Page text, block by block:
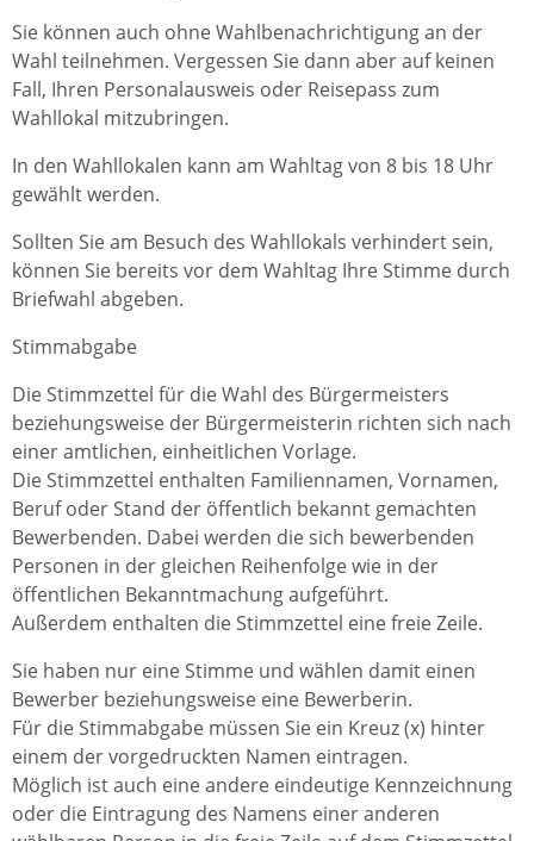
Sie können auch ohne Wahlbenachrichtigung an der
Wahl teilnehmen. Vergessen Sie dann aber auf keinen
Fall, Ihren Personalausweis oder Reisepass zum
Wahllokal mitzubringen.
In den Wahllokalen kann am Wahltag von 8 bis 18 Uhr
gewählt werden.
Sollten Sie am Besuch des Wahllokals verhindert sein,
können Sie bereits vor dem Wahltag Ihre Stimme durch
Briefwahl abgeben.
Stimmabgabe
Die Stimmzettel für die Wahl des Bürgermeisters
beziehungsweise der Bürgermeisterin richten sich nach
einer amtlichen, einheitlichen Vorlage.
Die Stimmzettel enthalten Familiennamen, Vornamen,
Beruf oder Stand der öffentlich bekannt gemachten
Bewerbenden. Dabei werden die sich bewerbenden
Personen in der gleichen Reihenfolge wie in der
öffentlichen Bekanntmachung aufgeführt.
Außerdem enthalten die Stimmzettel eine freie Zeile.
Sie haben nur eine Stimme und wählen damit einen
Bewerber beziehungsweise eine Bewerberin.
Für die Stimmabgabe müssen Sie ein Kreuz (x) hinter
einem der vorgedruckten Namen eintragen.
Möglich ist auch eine andere eindeutige Kennzeichnung
oder die Eintragung des Namens einer anderen